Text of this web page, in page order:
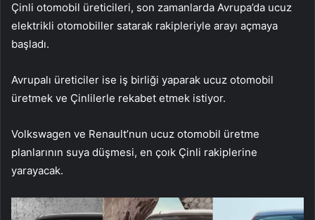
Çinli otomobil üreticileri, son zamanlarda Avrupa’da ucuz
elektrikli otomobiller satarak rakipleriyle arayı açmaya
başladı.
Avrupalı üreticiler ise iş birliği yaparak ucuz otomobil
üretmek ve Çinlilerle rekabet etmek istiyor.
Volkswagen ve Renault’nun ucuz otomobil üretme
planlarının suya düşmesi, en çoık Çinli rakiplerine
yarayacak.